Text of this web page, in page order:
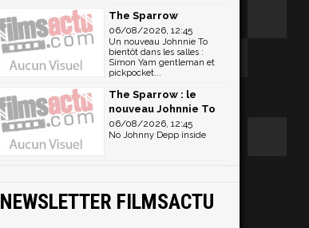
The Sparrow
06/08/2026, 12:45
Un nouveau Johnnie To
bientôt dans les salles :
Simon Yam gentleman et
pickpocket...
The Sparrow : le
nouveau Johnnie To
06/08/2026, 12:45
No Johnny Depp inside
NEWSLETTER FILMSACTU